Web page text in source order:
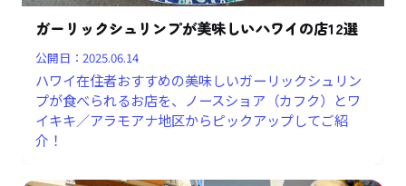
ガーリックシュリンプが美味しいハワイの店12選
公開日：2025.06.14
ハワイ在住者おすすめの美味しいガーリックシュリン
プが食べられるお店を、ノースショア（カフク）とワ
イキキ／アラモアナ地区からピックアップしてご紹
介！